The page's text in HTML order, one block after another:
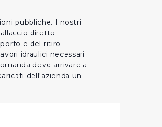
pubbliche. I nostri
diretto
e del ritiro
idraulici necessari
deve arrivare a
dell'azienda un